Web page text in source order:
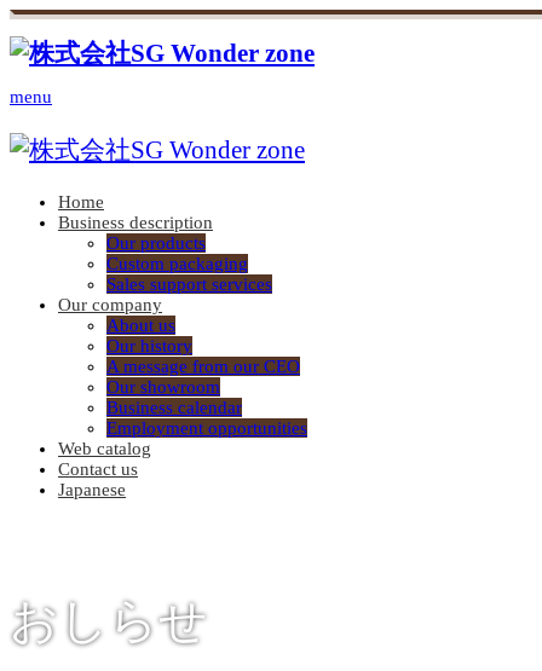
menu
Home
Business description
Our products
Custom packaging
Sales support services
Our company
About us
Our history
A message from our CEO
Our showroom
Business calendar
Employment opportunities
Web catalog
Contact us
Japanese
おしらせ